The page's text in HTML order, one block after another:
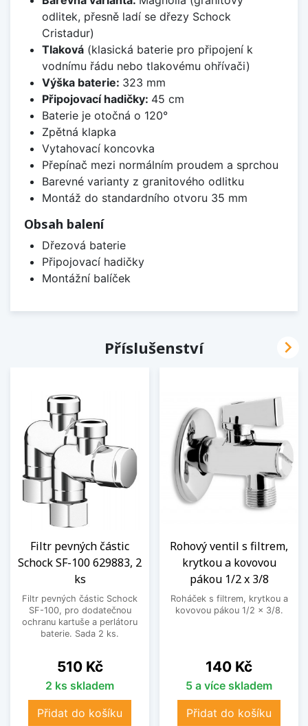
odlitek, přesně ladí se dřezy Schock
Cristadur)
Tlaková(klasická baterie pro připojení k
vodnímu řádu nebo tlakovému ohřívači)
Výška baterie: 323 mm
Připojovací hadičky: 45 cm
Baterie je otočná o 120°
Zpětná klapka
Vytahovací koncovka
Přepínač mezi normálním proudem a sprchou
Barevné varianty z granitového odlitku
Montáž do standardního otvoru 35 mm
Obsah balení
Dřezová baterie
Připojovací hadičky
Montážní balíček
Příslušenství
Filtr pevných částic
Schock SF-100 629883, 2
ks
Filtr pevných částic Schock
SF-100, pro dodatečnou
ochranu kartuše a perlátoru
baterie. Sada 2 ks.
Cena
510 Kč
2 ks skladem
Přidat do košíku
Rohový ventil s filtrem,
krytkou a kovovou
pákou 1/2 x 3/8
Roháček s filtrem, krytkou a
kovovou pákou 1/2 x 3/8.
Cena
140 Kč
5 a více skladem
Přidat do košíku
